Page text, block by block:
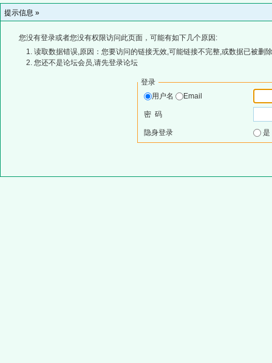
提示信息 »
您没有登录或者您没有权限访问此页面，可能有如下几个原因:
读取数据错误,原因：您要访问的链接无效,可能链接不完整,或数据已被删
您还不是论坛会员,请先登录论坛
登录
用户名
Email
密 码
隐身登录